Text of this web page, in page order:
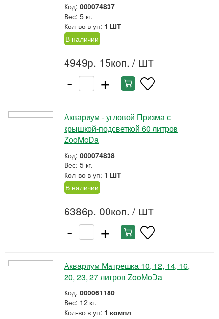
Код: 000074837
Вес: 5 кг.
Кол-во в уп: 1 ШТ
В наличии
4949р. 15коп. / ШТ
- +
Аквариум - угловой Призма с
крышкой-подсветкой 60 литров
ZooMoDa
Код: 000074838
Вес: 5 кг.
Кол-во в уп: 1 ШТ
В наличии
6386р. 00коп. / ШТ
- +
Аквариум Матрешка 10, 12, 14, 16,
20, 23, 27 литров ZooMoDa
Код: 000061180
Вес: 12 кг.
Кол-во в уп: 1 компл